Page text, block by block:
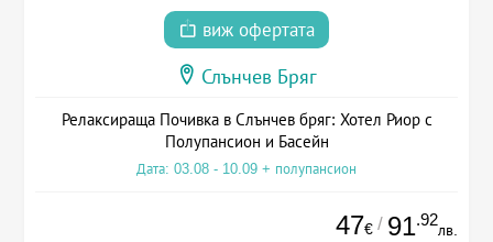
виж офертата
Слънчев Бряг
Релаксираща Почивка в Слънчев бряг: Хотел Риор с
Полупансион и Басейн
Дата: 03.08 - 10.09 + полупансион
47€ / 91.92
лв.